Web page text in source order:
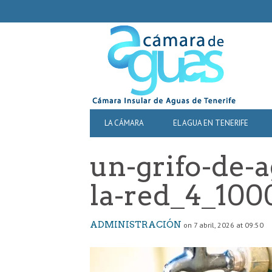
NAVIGATION
PRIMARY
NAVIGATION
LA CÁMARA EL AGUA EN TENERIFE
un-grifo-de-
la-
ADMINISTRACIÓN on 7 abril, 2026 at 09:50